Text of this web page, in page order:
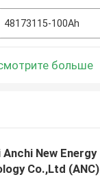
48173115-100Ah
больше
New Energy
Co.,Ltd (ANC)